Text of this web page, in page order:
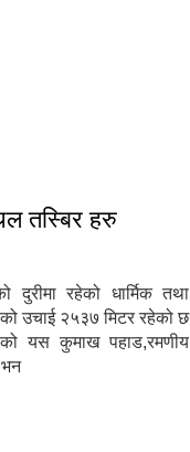
तस्बिर हरु
रहेको धार्मिक तथा
उचाई २५३७ मिटर रहेको छ
यस कुमाख पहाड,रमणीय
भन